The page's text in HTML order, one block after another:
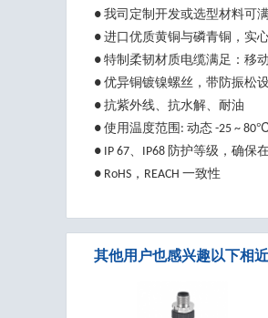
● 我司定制开发或选型材料可
● 进口优质黄铜与磷青铜，实
● 特制柔韧材质电缆满足：移
● 优异铜镀镍螺丝，带防振松
● 抗紫外线、抗水解、耐油
● 使用温度范围: 动态 -25 ~
● IP 67、IP68 防护等级，确保
● RoHS，REACH 一致性
其他用户也感兴趣以下相近